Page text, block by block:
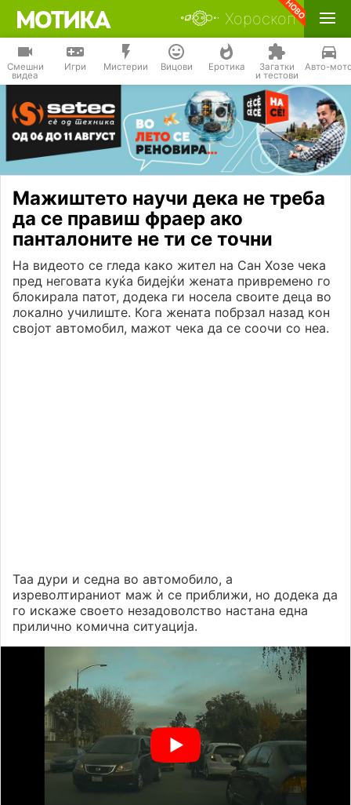
Хороскоп
Смешни
видеа
Игри Мистерии Вицови Еротика Загатки
и тестови
Авто-
Мажиштето научи дека не треба
да се правиш фраер ако
панталоните не ти се точни
На видеото се гледа како жител на Сан Хозе чека
пред неговата куќа бидејќи жената привремено го
блокирала патот, додека ги носела своите деца во
локално училиште. Кога жената побрзал назад кон
својот автомобил, мажот чека да се соочи со неа.
Таа дури и седна во автомобило, а
изреволтираниот маж ѝ се приближи, но додека да
го искаже своето незадоволство настана една
прилично комична ситуација.